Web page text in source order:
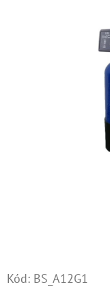
Kód: BS_A12G1